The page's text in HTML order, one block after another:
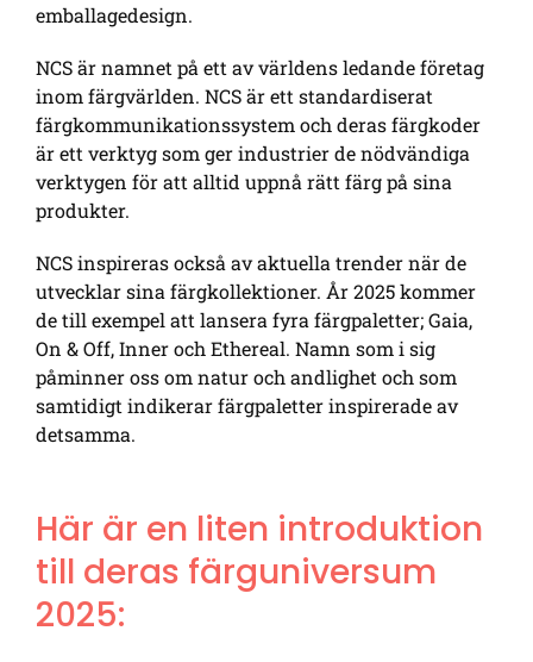
emballagedesign.
NCS är namnet på ett av världens ledande företag
inom färgvärlden. NCS är ett standardiserat
färgkommunikationssystem och deras färgkoder
är ett verktyg som ger industrier de nödvändiga
verktygen för att alltid uppnå rätt färg på sina
produkter.
NCS inspireras också av aktuella trender när de
utvecklar sina färgkollektioner. År 2025 kommer
de till exempel att lansera fyra färgpaletter; Gaia,
On & Off, Inner och Ethereal. Namn som i sig
påminner oss om natur och andlighet och som
samtidigt indikerar färgpaletter inspirerade av
detsamma.
Här är en liten introduktion
till deras färguniversum
2025: